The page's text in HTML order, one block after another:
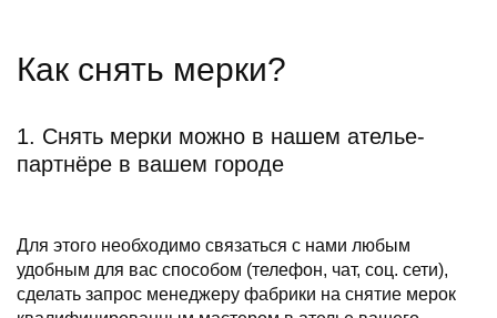
Как снять мерки?
1. Снять мерки можно в нашем ателье-
партнёре в вашем городе
Для этого необходимо связаться с нами любым
удобным для вас способом (телефон, чат, соц. сети),
сделать запрос менеджеру фабрики на снятие мерок